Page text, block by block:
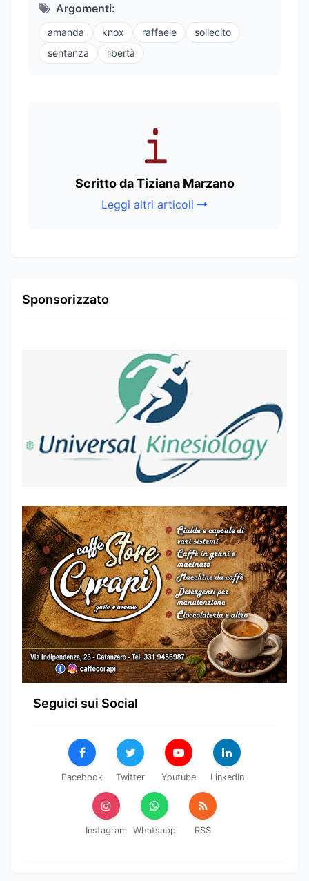
Argomenti:
amanda knox raffaele
sollecito
sentenza
libertà
Scritto da Tiziana Marzano
Leggi altri articoli
Sponsorizzato
Seguici sui Social
Facebook Twitter Youtube LinkedIn
Instagram Whatsapp RSS